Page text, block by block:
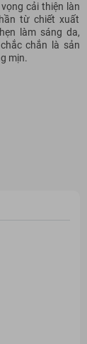
cải thiện làn
từ chiết xuất
làm sáng da,
chắn là sản
mịn.